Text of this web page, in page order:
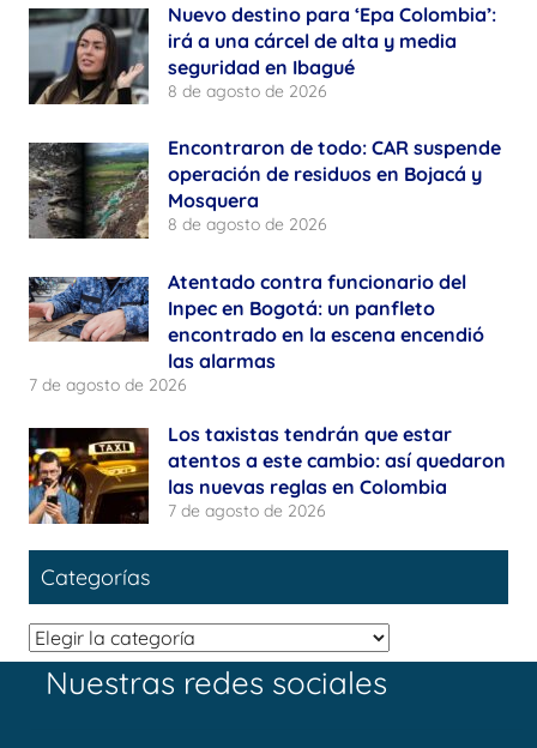
Nuevo destino para ‘Epa Colombia’:
irá a una cárcel de alta y media
seguridad en Ibagué
8 de agosto de 2026
Encontraron de todo: CAR suspende
operación de residuos en Bojacá y
Mosquera
8 de agosto de 2026
Atentado contra funcionario del
Inpec en Bogotá: un panfleto
encontrado en la escena encendió
las alarmas
7 de agosto de 2026
Los taxistas tendrán que estar
atentos a este cambio: así quedaron
las nuevas reglas en Colombia
7 de agosto de 2026
Categorías
Categorías
Nuestras redes sociales